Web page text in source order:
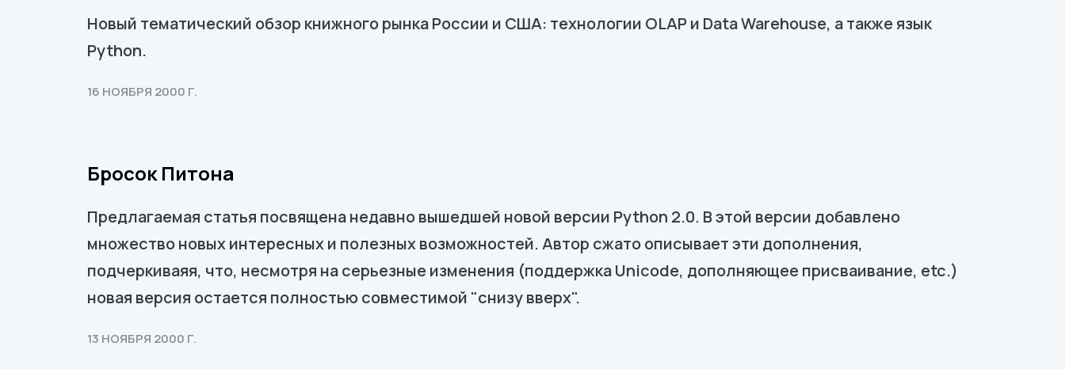
Новый тематический обзор книжного рынка России и США: технологии OLAP и Data Warehouse, а также язык
Python.
16 НОЯБРЯ 2000 Г.
Бросок Питона
Предлагаемая статья посвящена недавно вышедшей новой версии Python 2.0. В этой версии добавлено
множество новых интересных и полезных возможностей. Автор сжато описывает эти дополнения,
подчеркиваяя, что, несмотря на серьезные изменения (поддержка Unicode, дополняющее присваивание, etc.)
новая версия остается полностью совместимой "снизу вверх".
13 НОЯБРЯ 2000 Г.